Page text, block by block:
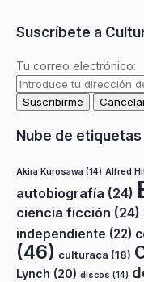
Suscríbete a
Tu correo electrónico:
Nube de etiquetas
Akira Kurosawa (14) Alfred
autobiografía (24)
ciencia ficción (24)
independiente (22)
(46) culturaca (18)
Lynch (20) discos (14)